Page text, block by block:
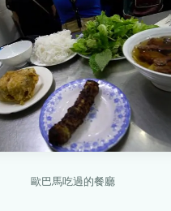
歐巴馬吃過的餐廳